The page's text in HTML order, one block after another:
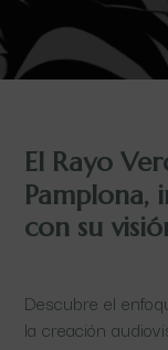
El Rayo
Pamplona,
con su
Descubre el
la creación